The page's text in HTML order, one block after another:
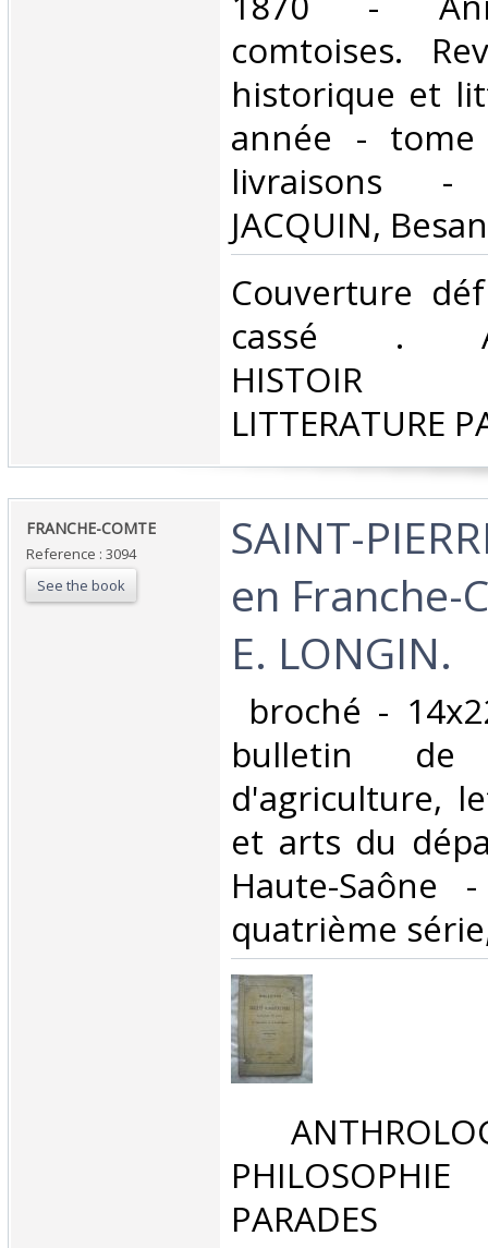
comtoises.
historique et
année -
livraisons
JACQUIN,
‎Couverture
cassé .
HISTOIR
LITTERATURE
‎FRANCHE-COMTE‎
Reference : 3094
See the book
‎SAINT-
en Franche-
E. LONGIN.‎
broché -
bulletin
d'agriculture,
et arts du
Haute-Saône
quatrième
PHILOSOPHIE
PARADES‎